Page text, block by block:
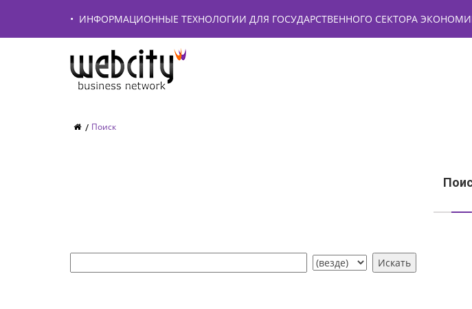
• ИНФОРМАЦИОННЫЕ ТЕХНОЛОГИИ ДЛЯ ГОСУДАРСТВЕННОГО СЕКТОРА
Поиск